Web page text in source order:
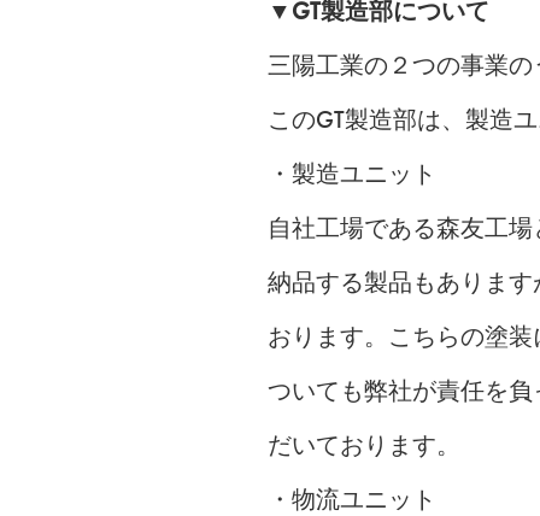
▼GT製造部について
三陽工業の２つの事業
このGT製造部は、製造
・製造ユニット
自社工場である森友工
納品する製品もありま
おります。こちらの塗
ついても弊社が責任を
だいております。
・物流ユニット